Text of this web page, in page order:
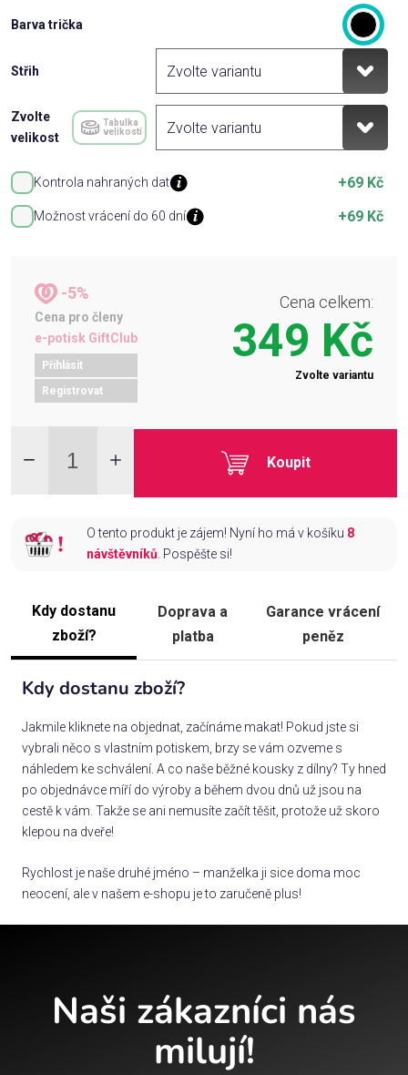
Barva trička
Střih
Zvolte
velikost
Tabulka
velikostí
Kontrola nahraných dat +69 Kč
Možnost vrácení do 60 dní +69 Kč
-5%
Cena pro členy
e-potisk GiftClub
Přihlásit
Registrovat
Cena celkem:
349 Kč
Zvolte variantu
Koupit
O tento produkt je zájem! Nyní ho má v košíku 8
návštěvníků. Pospěšte si!
Kdy dostanu
zboží?
Doprava a
platba
Garance vrácení
peněz
Kdy dostanu zboží?
Jakmile kliknete na objednat, začínáme makat! Pokud jste si
vybrali něco s vlastním potiskem, brzy se vám ozveme s
náhledem ke schválení. A co naše běžné kousky z dílny? Ty hned
po objednávce míří do výroby a během dvou dnů už jsou na
cestě k vám. Takže se ani nemusíte začít těšit, protože už skoro
klepou na dveře!
Rychlost je naše druhé jméno – manželka ji sice doma moc
neocení, ale v našem e-shopu je to zaručeně plus!
Naši zákazníci nás
milují!